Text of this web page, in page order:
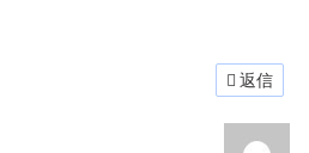
返信